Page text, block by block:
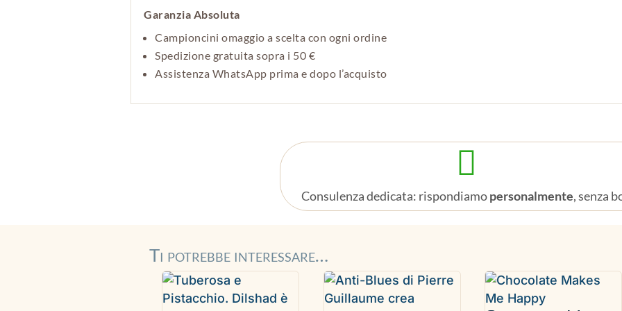
Garanzia Absoluta
Campioncini omaggio a scelta con ogni ordine
Spedizione gratuita sopra i 50 €
Assistenza WhatsApp prima e dopo l’acquisto

Consulenza dedicata: rispondiamopersonalmente, senza
Ti potrebbe interessare…